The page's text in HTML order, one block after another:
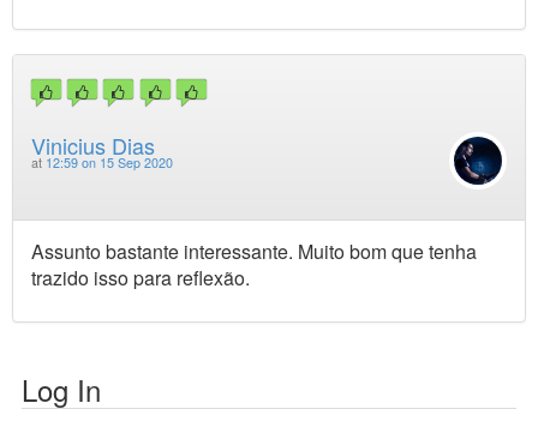
Vinicius Dias
at 12:59 on 15 Sep 2020
Assunto bastante interessante. Muito bom que tenha
trazido isso para reflexão.
Log In